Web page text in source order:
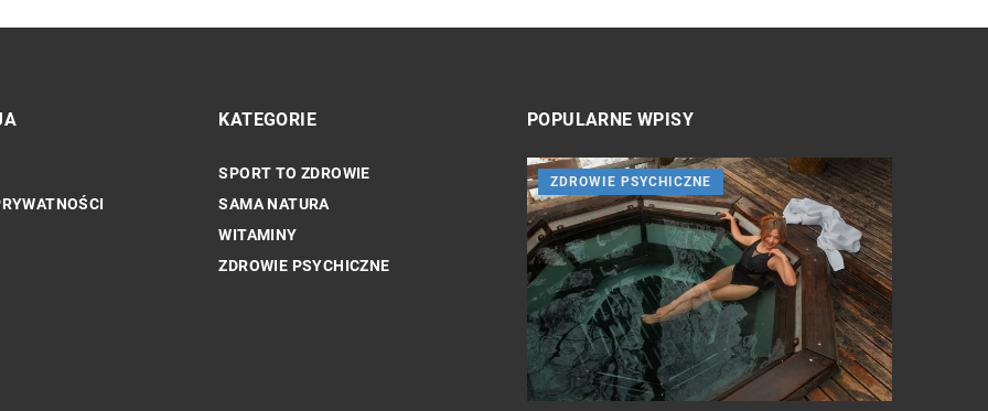
KATEGORIE
SPORT TO ZDROWIE
SAMA NATURA
WITAMINY
ZDROWIE PSYCHICZNE
POPULARNE WPISY
ZDROWIE PSYCHICZNE ZDROWIE PSYCHICZNE